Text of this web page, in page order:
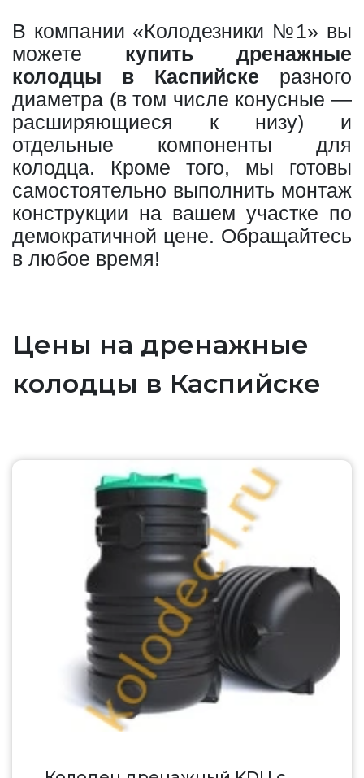
В компании «Колодезники №1» вы
можете купить дренажные
колодцы в Каспийске разного
диаметра (в том числе конусные —
расширяющиеся к низу) и
отдельные компоненты для
колодца. Кроме того, мы готовы
самостоятельно выполнить монтаж
конструкции на вашем участке по
демократичной цене. Обращайтесь
в любое время!
Цены на дренажные
колодцы в Каспийске